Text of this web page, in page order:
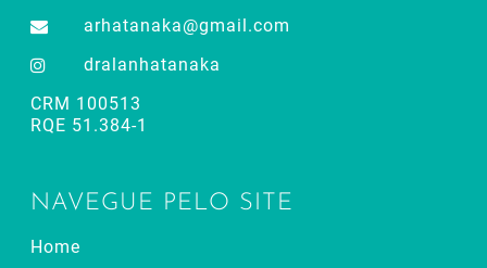
arhatanaka@gmail.com
dralanhatanaka
CRM 100513
RQE 51.384-1
NAVEGUE PELO SITE
Home